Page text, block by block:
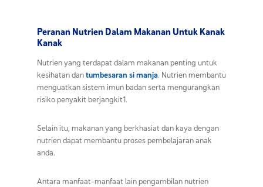
Peranan Nutrien Dalam Makanan Untuk Kanak
Kanak
Nutrien yang terdapat dalam makanan penting untuk
kesihatan dantumbesaran si manja. Nutrien membantu
menguatkan sistem imun badan serta mengurangkan
risiko penyakit berjangkit1.
Selain itu, makanan yang berkhasiat dan kaya dengan
nutrien dapat membantu proses pembelajaran anak
anda.
Antara manfaat-manfaat lain pengambilan nutrien